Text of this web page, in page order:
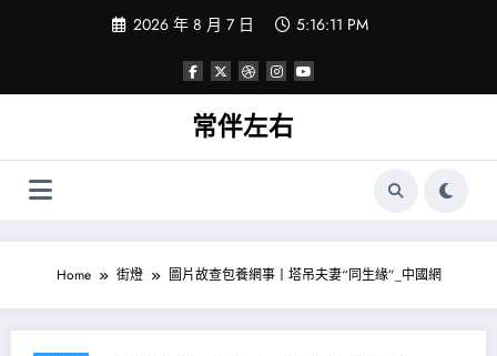
2026 年 8 月 7 日 5:16:12 PM
常伴左右
Home 街燈 圖片故查包養網事丨塔吊夫妻“同生緣”_中國網